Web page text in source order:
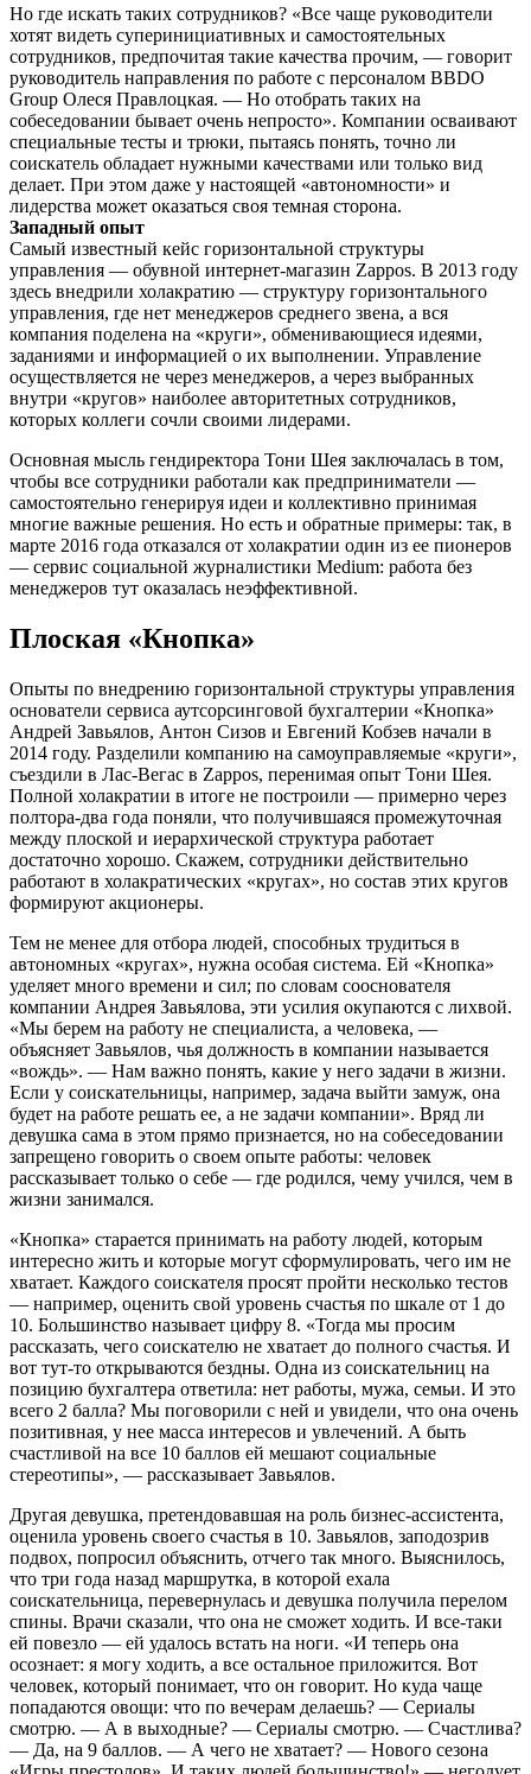
Но где искать таких сотрудников? «Все чаще руководители
хотят видеть суперинициативных и самостоятельных
сотрудников, предпочитая такие качества прочим, — говорит
руководитель направления по работе с персоналом BBDO
Group Олеся Правлоцкая. — Но отобрать таких на
собеседовании бывает очень непросто». Компании осваивают
специальные тесты и трюки, пытаясь понять, точно ли
соискатель обладает нужными качествами или только вид
делает. При этом даже у настоящей «автономности» и
лидерства может оказаться своя темная сторона.
Западный опыт
Самый известный кейс горизонтальной структуры
управления — обувной интернет-магазин Zappos. В 2013 году
здесь внедрили холакратию — структуру горизонтального
управления, где нет менеджеров среднего звена, а вся
компания поделена на «круги», обменивающиеся идеями,
заданиями и информацией о их выполнении. Управление
осуществляется не через менеджеров, а через выбранных
внутри «кругов» наиболее авторитетных сотрудников,
которых коллеги сочли своими лидерами.
Основная мысль гендиректора Тони Шея заключалась в том,
чтобы все сотрудники работали как предприниматели —
самостоятельно генерируя идеи и коллективно принимая
многие важные решения. Но есть и обратные примеры: так, в
марте 2016 года отказался от холакратии один из ее пионеров
— сервис социальной журналистики Medium: работа без
менеджеров тут ​оказалась неэффективной.
Плоская «Кнопка»
Опыты по внедрению горизонтальной структуры управления
основатели сервиса аутсорсинговой бухгалтерии «Кнопка»
Андрей Завьялов, Антон Сизов и Евгений Кобзев начали в
2014 году. Разделили компанию на самоуправляемые «круги»,
съездили в Лас-Вегас в Zappos, перенимая опыт Тони Шея.
Полной холакратии в итоге не построили — примерно через
полтора-два года поняли, что получившаяся промежуточная
между плоской и иерархической структура работает
достаточно хорошо. Скажем, сотрудники действительно
работают в холакратических «кругах», но состав этих кругов
формируют акционеры.
Тем не менее для отбора людей, способных трудиться в
автономных «кругах», нужна особая система. Ей «Кнопка»
уделяет много времени и сил; по словам сооснователя
компании Андрея Завьялова, эти усилия окупаются с лихвой.
«Мы берем на работу не специалиста, а человека, —
объясняет Завьялов, чья должность в компании называется
«вождь». — Нам важно понять, какие у него задачи в жизни.
Если у соискательницы, например, задача выйти замуж, она
будет на работе решать ее, а не задачи компании». Вряд ли
девушка сама в этом прямо признается, но на собеседовании
запрещено говорить о своем опыте работы: человек
рассказывает только о себе — где родился, чему учился, чем в
жизни занимался.
«Кнопка» старается принимать на работу людей, которым
интересно жить и которые могут сформулировать, чего им не
хватает. Каждого соискателя просят пройти несколько тестов
— например, оценить свой уровень счастья по шкале от 1 до
10. Большинство называет цифру 8. «Тогда мы просим
рассказать, чего соискателю не хватает до полного счастья. И
вот тут-то открываются бездны. Одна из соискательниц на
позицию бухгалтера ответила: нет работы, мужа, семьи. И это
всего 2 балла? Мы поговорили с ней и увидели, что она очень
позитивная, у нее масса интересов и увлечений. А быть
счастливой на все 10 баллов ей мешают социальные
стереотипы», — рассказывает Завьялов.
Другая девушка, претендовавшая на роль бизнес-ассистента,
оценила уровень своего счастья в 10. Завьялов, заподозрив
подвох, попросил объяснить, отчего так много. Выяснилось,
что три года назад маршрутка, в которой ехала
соискательница, перевернулась и девушка получила перелом
спины. Врачи сказали, что она не сможет ходить. И все-таки
ей повезло — ей удалось встать на ноги. «И теперь она
осознает: я могу ходить, а все остальное приложится. Вот
человек, который понимает, что он говорит. Но куда чаще
попадаются овощи: что по вечерам делаешь? — Сериалы
смотрю. — А в выходные? — Сериалы смотрю. — Счастлива?
— Да, на 9 баллов. — А чего не хватает? — Нового сезона